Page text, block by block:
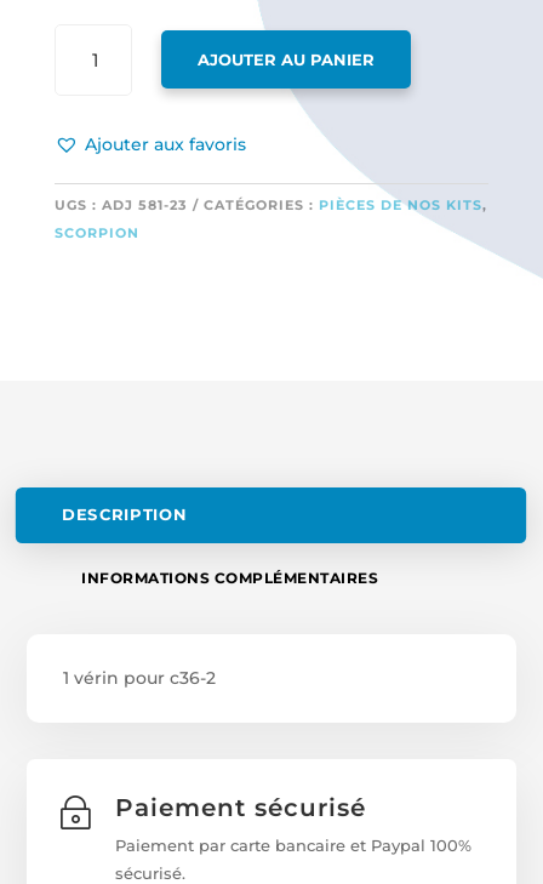
POUR
2
AJOUTER AU PANIER
Ajouter aux favoris
UGS : ADJ 581-23 CATÉGORIES : PIÈCES DE NOS KITS,
SCORPION
DESCRIPTION
INFORMATIONS COMPLÉMENTAIRES
1 vérin pour c36-2
~ Paiement sécurisé
Paiement par carte bancaire et Paypal 100%
sécurisé.